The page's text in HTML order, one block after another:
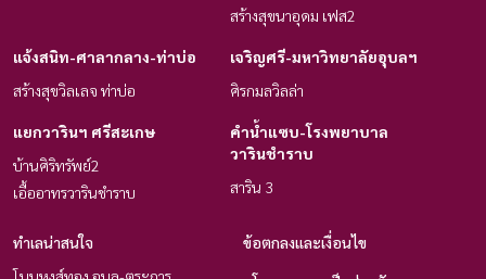
สร้างสุขนาอุดม เฟส2
แจ้งสนิท-ศาลากลาง-ท่าบ่อ
สร้างสุขวิลเลจ ท่าบ่อ
เจริญศรี-มหาวิทยาลัยอุบลฯ
ศิรกมลวิลล่า
แยกวารินฯ ศรีสะเกษ
บ้านศิริทรัพย์2
เอื้ออาทรวารินชำราบ
คำน้ำแซบ-โรงพยาบาล
วารินชำราบ
สาริน 3
ทำเลน่าสนใจ
ข้อตกลงและเงื่อนไข